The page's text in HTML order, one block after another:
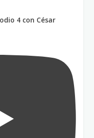
4 con César